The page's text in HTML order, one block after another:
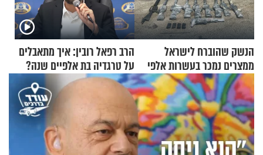
הנשק שהוברח לישראל
ממצרים נמכר בעשרות אלפי
שקלים
הרב רפאל רובין: איך מתאבלים
על טרגדיה בת אלפיים שנה?